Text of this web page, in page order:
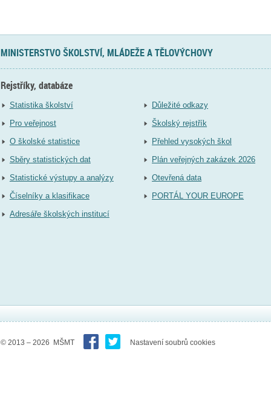
MINISTERSTVO ŠKOLSTVÍ, MLÁDEŽE A TĚLOVÝCHOVY
Rejstříky, databáze
Statistika školství
Pro veřejnost
O školské statistice
Sběry statistických dat
Statistické výstupy a analýzy
Číselníky a klasifikace
Adresáře školských institucí
Důležité odkazy
Školský rejstřík
Přehled vysokých škol
Plán veřejných zakázek 2026
Otevřená data
PORTÁL YOUR EUROPE
© 2013 – 2026 MŠMT Nastavení soubrů cookies